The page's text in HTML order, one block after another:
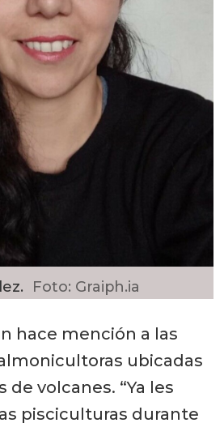
Foto: Graiph.ia
hace mención a las
ubicadas
de volcanes. “Ya les
pisciculturas durante